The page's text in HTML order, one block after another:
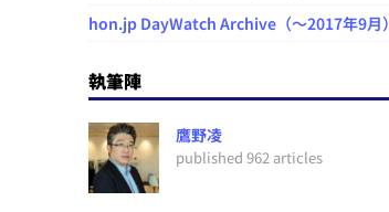
hon.jp DayWatch Archive（～2017年9月）
執筆陣
鷹野凌
published 962 articles